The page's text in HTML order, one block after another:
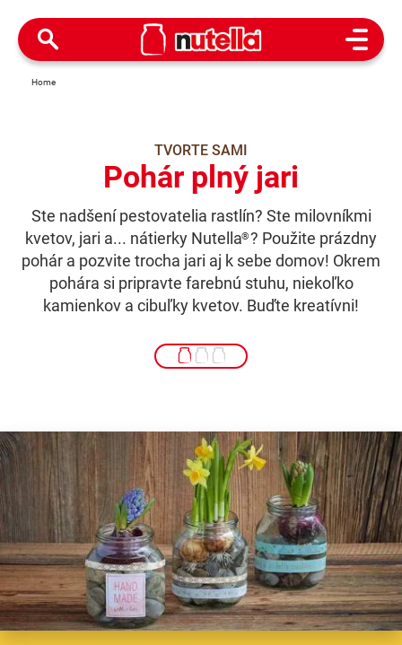
Open
Home
TVORTE SAMI
Pohár plný jari
Ste nadšení pestovatelia rastlín? Ste milovníkmi
kvetov, jari a... nátierky Nutella®? Použite prázdny
pohár a pozvite trocha jari aj k sebe domov! Okrem
pohára si pripravte farebnú stuhu, niekoľko
kamienkov a cibuľky kvetov. Buďte kreatívni!